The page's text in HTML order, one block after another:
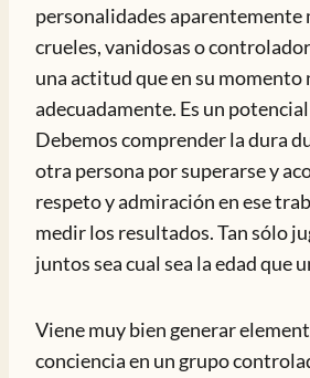
personalidades aparentemente
crueles, vanidosas o
una actitud que en su momento
adecuadamente. Es un
Debemos comprender la dura
otra persona por superarse y
respeto y admiración en ese
medir los resultados. Tan sólo
juntos sea cual sea la edad que
Viene muy bien generar
conciencia en un grupo